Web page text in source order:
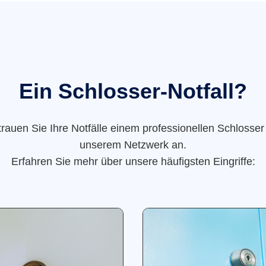
Ein Schlosser-Notfall?
Sie Ihre Notfälle einem professionellen
unserem Netzwerk an.
Erfahren Sie mehr über unsere häufigsten Eingriffe: